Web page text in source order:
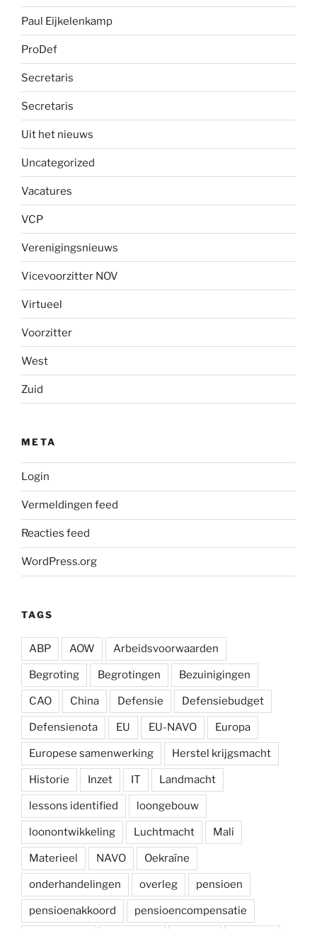
Paul Eijkelenkamp
ProDef
Secretaris
Secretaris
Uit het nieuws
Uncategorized
Vacatures
VCP
Verenigingsnieuws
Vicevoorzitter NOV
Virtueel
Voorzitter
West
Zuid
META
Login
Vermeldingen feed
Reacties feed
WordPress.org
TAGS
ABP AOW Arbeidsvoorwaarden
Begroting Begrotingen Bezuinigingen
CAO China Defensie Defensiebudget
Defensienota EU EU-NAVO Europa
Europese samenwerking Herstel krijgsmacht
Historie Inzet IT Landmacht
lessons identified loongebouw
loonontwikkeling Luchtmacht Mali
Materieel NAVO Oekraïne
onderhandelingen overleg pensioen
pensioenakkoord pensioencompensatie